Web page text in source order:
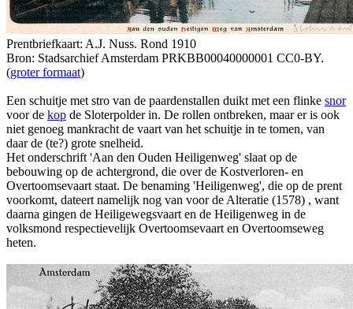
Prentbriefkaart: A.J. Nuss. Rond 1910
Bron: Stadsarchief Amsterdam PRKBB00040000001 CC0-BY.
(groter formaat)
Een schuitje met stro van de paardenstallen duikt met een flinke snor
voor de kop de Sloterpolder in. De rollen ontbreken, maar er is ook
niet genoeg mankracht de vaart van het schuitje in te tomen, van
daar de (te?) grote snelheid.
Het onderschrift 'Aan den Ouden Heiligenweg' slaat op de
bebouwing op de achtergrond, die over de Kostverloren- en
Overtoomsevaart staat. De benaming 'Heiligenweg', die op de prent
voorkomt, dateert namelijk nog van voor de Alteratie (1578) , want
daarna gingen de Heiligewegsvaart en de Heiligenweg in de
volksmond respectievelijk Overtoomsevaart en Overtoomseweg
heten.